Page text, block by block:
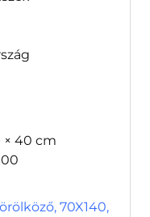
× 40 cm
70X140,